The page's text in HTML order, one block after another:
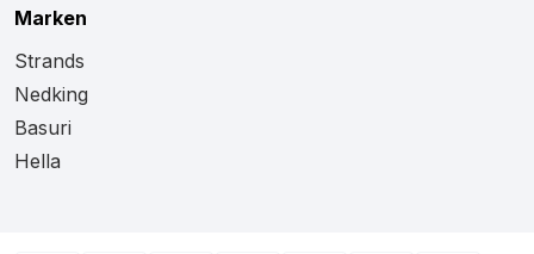
Marken
Strands
Nedking
Basuri
Hella